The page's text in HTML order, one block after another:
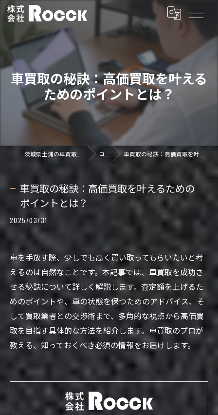
車買取の秘訣：高価買取を叶える
ためのポイントとは？
コラム 車買取の秘訣：高価買取を叶えるためのポイントとは？
車買取の秘訣：高価買取を叶えるための
ポイントとは？
2025/03/31
車を手放す際、少しでも高く買い取ってもらいたいと考
えるのは自然なことです。本記事では、車買取を成功さ
せる秘訣について詳しく解説します。査定額を上げるた
めのポイントや、車の状態を保つためのアドバイス、そ
して買取業者との交渉術まで、多角的な視点から高価買
取を目指す具体的な方法を紹介します。車買取のプロが
教える、知っておくべき必須の情報をお届けします。